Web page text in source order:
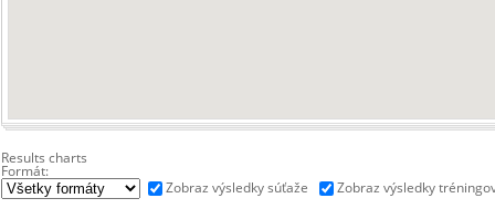
Results charts
Formát:
Zobraz výsledky súťaže
Zobraz výsledky